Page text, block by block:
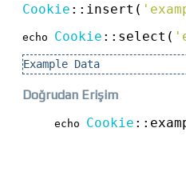
Cookie :: insert(
echo Cookie :: select(
Example Data
Doğrudan Erişim
echo Cookie ::